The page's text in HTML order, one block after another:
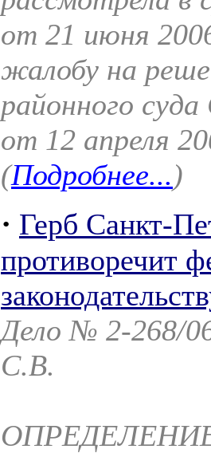
от 21 июня
жалобу на
районного
от 12 апреля
(Подробнее...)
· Герб Санкт-
противоречит
Дело № 2-268/
С.В.